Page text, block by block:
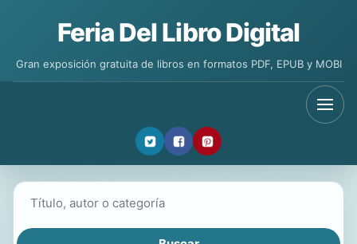
Feria Del Libro Digital
Gran exposición gratuita de libros en formatos PDF, EPUB y MOBI